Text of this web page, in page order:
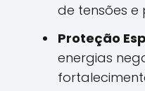
de tensões e
Proteção
energias